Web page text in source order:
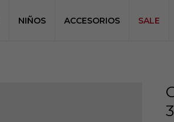
NIÑOS ACCESORIOS SALE